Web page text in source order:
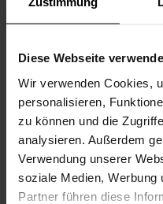
Diese Webseite
Wir verwenden Cookies,
personalisieren,
zu können und die
analysieren. Außerdem
Verwendung unserer
soziale Medien, Werbung
Partner führen diese
BILDER